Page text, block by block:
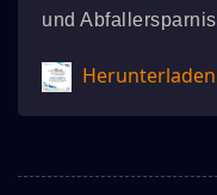
und Abfallersparnis
Herunterladen